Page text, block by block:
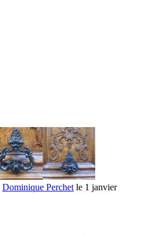
Dominique Perchet le 1 janvier